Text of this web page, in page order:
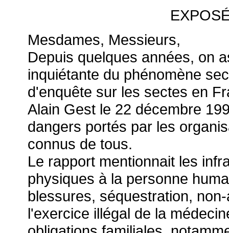
Mesdames, Messieurs,
Depuis quelques années, on
inquiétante du phénomène
d'enquête sur les sectes en
Alain Gest le 22 décembre
dangers portés par les
connus de tous.
Le rapport mentionnait les
physiques à la personne
blessures, séquestration,
l'exercice illégal de la